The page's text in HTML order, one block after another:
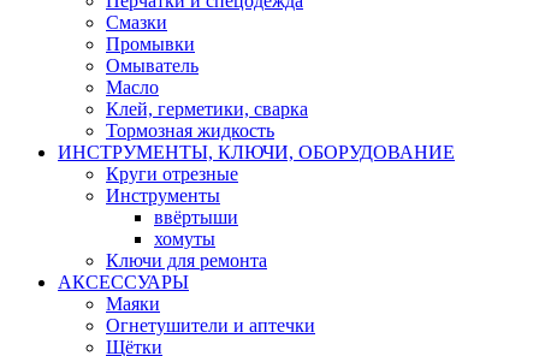
Смазки
Промывки
Омыватель
Масло
Клей, герметики, сварка
Тормозная жидкость
ИНСТРУМЕНТЫ, КЛЮЧИ, ОБОРУДОВАНИЕ
Круги отрезные
Инструменты
ввёртыши
хомуты
Ключи для ремонта
АКСЕССУАРЫ
Маяки
Огнетушители и аптечки
Щётки